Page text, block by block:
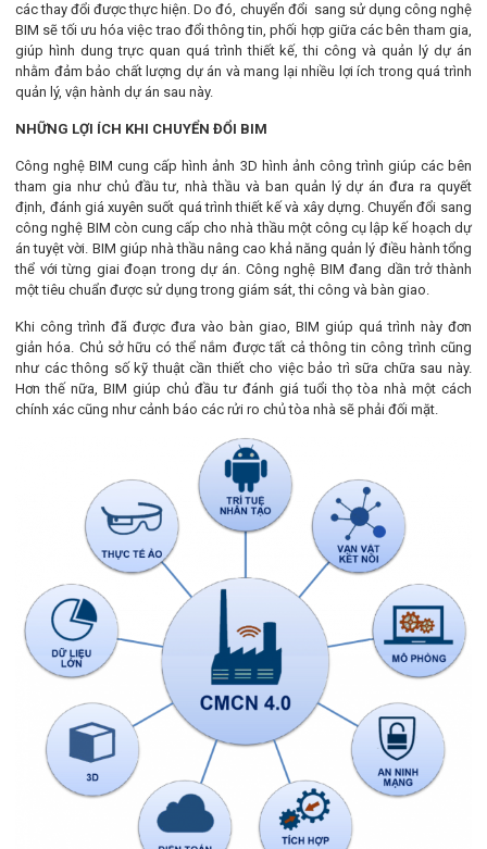
các thay đổi được thực hiện. Do đó, chuyển đổi sang sử dụng công nghệ
BIM sẽ tối ưu hóa việc trao đổi thông tin, phối hợp giữa các bên tham gia,
giúp hình dung trực quan quá trình thiết kế, thi công và quản lý dự án
nhằm đảm bảo chất lượng dự án và mang lại nhiều lợi ích trong quá trình
quản lý, vận hành dự án sau này.
NHỮNG LỢI ÍCH KHI CHUYỂN ĐỔI BIM
Công nghệ BIM cung cấp hình ảnh 3D hình ảnh công trình giúp các bên
tham gia như chủ đầu tư, nhà thầu và ban quản lý dự án đưa ra quyết
định, đánh giá xuyên suốt quá trình thiết kế và xây dựng. Chuyển đổi sang
công nghệ BIM còn cung cấp cho nhà thầu một công cụ lập kế hoạch dự
án tuyệt vời. BIM giúp nhà thầu nâng cao khả năng quản lý điều hành tổng
thể với từng giai đoạn trong dự án. Công nghệ BIM đang dần trở thành
một tiêu chuẩn được sử dụng trong giám sát, thi công và bàn giao.
Khi công trình đã được đưa vào bàn giao, BIM giúp quá trình này đơn
giản hóa. Chủ sở hữu có thể nắm được tất cả thông tin công trình cũng
như các thông số kỹ thuật cần thiết cho việc bảo trì sữa chữa sau này.
Hơn thế nữa, BIM giúp chủ đầu tư đánh giá tuổi thọ tòa nhà một cách
chính xác cũng như cảnh báo các rửi ro chủ tòa nhà sẽ phải đối mặt.